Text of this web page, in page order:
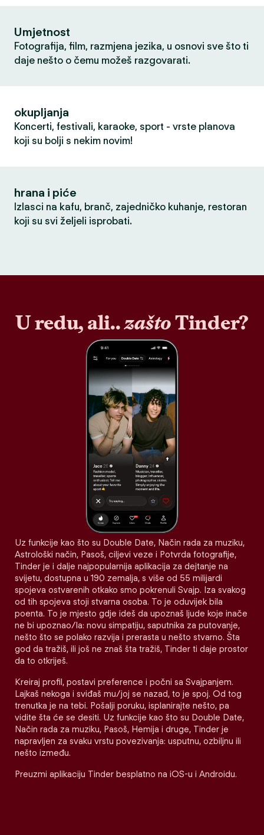
Umjetnost
Fotografija, film, razmjena jezika, u osnovi sve što ti
daje nešto o čemu možeš razgovarati.
okupljanja
Koncerti, festivali, karaoke, sport - vrste planova
koji su bolji s nekim novim!
hrana i piće
Izlasci na kafu, branč, zajedničko kuhanje, restoran
koji su svi željeli isprobati.
U redu, ali..zaštoTinder?
Uz funkcije kao što su Double Date, Način rada za muziku,
Astrološki način, Pasoš, ciljevi veze i Potvrda fotografije,
Tinder je i dalje najpopularnija aplikacija za dejtanje na
svijetu, dostupna u 190 zemalja, s više od 55 milijardi
spojeva ostvarenih otkako smo pokrenuli Svajp. Iza svakog
od tih spojeva stoji stvarna osoba. To je oduvijek bila
poenta. To je mjesto gdje ideš da upoznaš ljude koje inače
ne bi upoznao/la: novu simpatiju, saputnika za putovanje,
nešto što se polako razvija i prerasta u nešto stvarno. Šta
god da tražiš, ili još ne znaš šta tražiš, Tinder ti daje prostor
da to otkriješ.
Kreiraj profil, postavi preference i počni sa Svajpanjem.
Lajkaš nekoga i sviđaš mu/joj se nazad, to je spoj. Od tog
trenutka je na tebi. Pošalji poruku, isplanirajte nešto, pa
vidite šta će se desiti. Uz funkcije kao što su Double Date,
Način rada za muziku, Pasoš, Hemija i druge, Tinder je
napravljen za svaku vrstu povezivanja: usputnu, ozbiljnu ili
nešto između.
Preuzmi aplikaciju Tinder besplatno na iOS-u i Androidu.